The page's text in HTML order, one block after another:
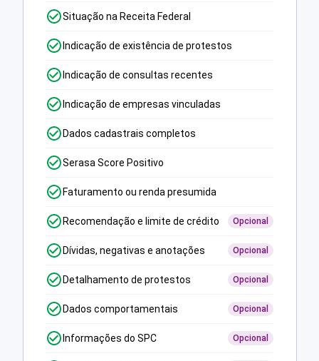
Situação na Receita Federal
Indicação de existência de protestos
Indicação de consultas recentes
Indicação de empresas vinculadas
Dados cadastrais completos
Serasa Score Positivo
Faturamento ou renda presumida
Recomendação e limite de crédito Opcional
Dívidas, negativas e anotações Opcional
Detalhamento de protestos Opcional
Dados comportamentais Opcional
Informações do SPC Opcional